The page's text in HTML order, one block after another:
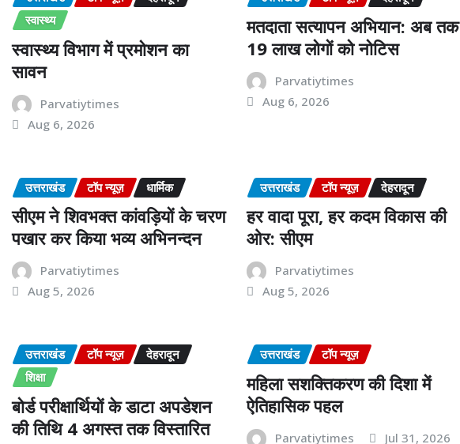
स्वास्थ्य
स्वास्थ्य विभाग में प्रमोशन का
सावन
Parvatiytimes
Aug 6, 2026
मतदाता सत्यापन अभियान: अब तक
19 लाख लोगों को नोटिस
Parvatiytimes
Aug 6, 2026
उत्तराखंड टॉप न्यूज़ धार्मिक
सीएम ने शिवभक्त कांवड़ियों के चरण
पखार कर किया भव्य अभिनन्दन
Parvatiytimes
Aug 5, 2026
उत्तराखंड टॉप न्यूज़ देहरादून
हर वादा पूरा, हर कदम विकास की
ओर: सीएम
Parvatiytimes
Aug 5, 2026
उत्तराखंड टॉप न्यूज़
देहरादून
शिक्षा
बोर्ड परीक्षार्थियों के डाटा अपडेशन
की तिथि 4 अगस्त तक विस्तारित
उत्तराखंड टॉप न्यूज़
महिला सशक्तिकरण की दिशा में
ऐतिहासिक पहल
Parvatiytimes Jul 31, 2026